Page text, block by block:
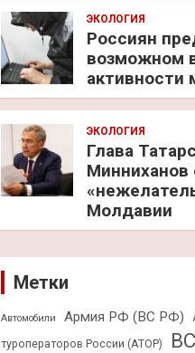
ЭКОЛОГИЯ
Россиян
возможном
активности
ЭКОЛОГИЯ
Глава
Минниханов
Молдавии
Метки
Автомобили Армия РФ (ВС РФ)
туроператоров России (АТОР)